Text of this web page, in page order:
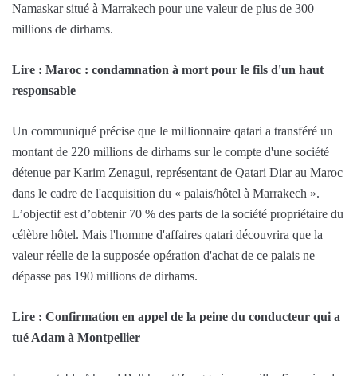
Namaskar situé à Marrakech pour une valeur de plus de 300
millions de dirhams.
Lire : Maroc : condamnation à mort pour le fils d'un haut
responsable
Un communiqué précise que le millionnaire qatari a transféré un
montant de 220 millions de dirhams sur le compte d'une société
détenue par Karim Zenagui, représentant de Qatari Diar au Maroc
dans le cadre de l'acquisition du « palais/hôtel à Marrakech ».
L’objectif est d’obtenir 70 % des parts de la société propriétaire du
célèbre hôtel. Mais l'homme d'affaires qatari découvrira que la
valeur réelle de la supposée opération d'achat de ce palais ne
dépasse pas 190 millions de dirhams.
Lire : Confirmation en appel de la peine du conducteur qui a
tué Adam à Montpellier